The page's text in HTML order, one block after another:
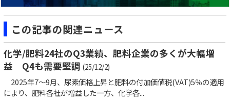
この記事の関連ニュース
化学/肥料24社のQ3業績、肥料企業の多くが大幅増
益 Q4も需要堅調 (25/12/2)
2025年7～9月、尿素価格上昇と肥料の付加価値税(VAT)5％の適用
により、肥料各社が増益した一方、化学各...